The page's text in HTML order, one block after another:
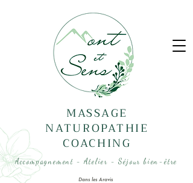
MASSAGE
NATUROPATHIE
COACHING
Accompagnement - Atelier - Séjour bien-être
Dans les Aravis